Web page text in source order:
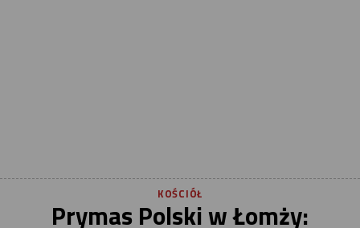
KOŚCIÓŁ
Prymas Polski w Łomży: